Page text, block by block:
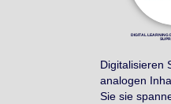
DIGITAL LEARNING
Digitalisieren
analogen
Sie sie